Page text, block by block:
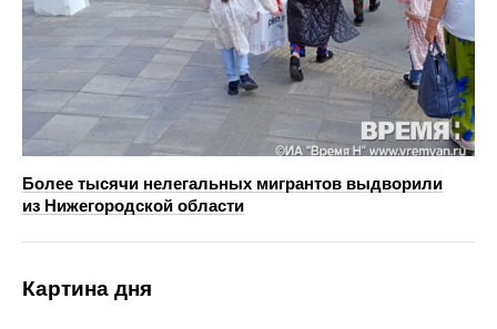
Более тысячи нелегальных мигрантов выдворили
из Нижегородской области
Картина дня